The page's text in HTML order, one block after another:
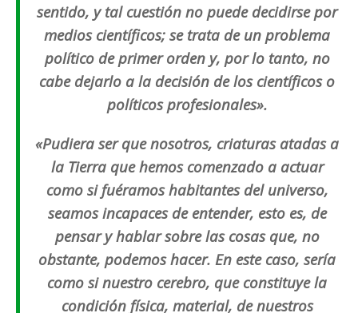
sentido, y tal cuestión no puede decidirse por
medios científicos; se trata de un problema
político de primer orden y, por lo tanto, no
cabe dejarlo a la decisión de los científicos o
políticos profesionales».
«Pudiera ser que nosotros, criaturas atadas a
la Tierra que hemos comenzado a actuar
como si fuéramos habitantes del universo,
seamos incapaces de entender, esto es, de
pensar y hablar sobre las cosas que, no
obstante, podemos hacer. En este caso, sería
como si nuestro cerebro, que constituye la
condición física, material, de nuestros